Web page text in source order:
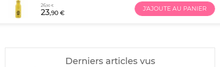
26,90 €
23,90 €
J'AJOUTE AU PANIER
Derniers articles vus